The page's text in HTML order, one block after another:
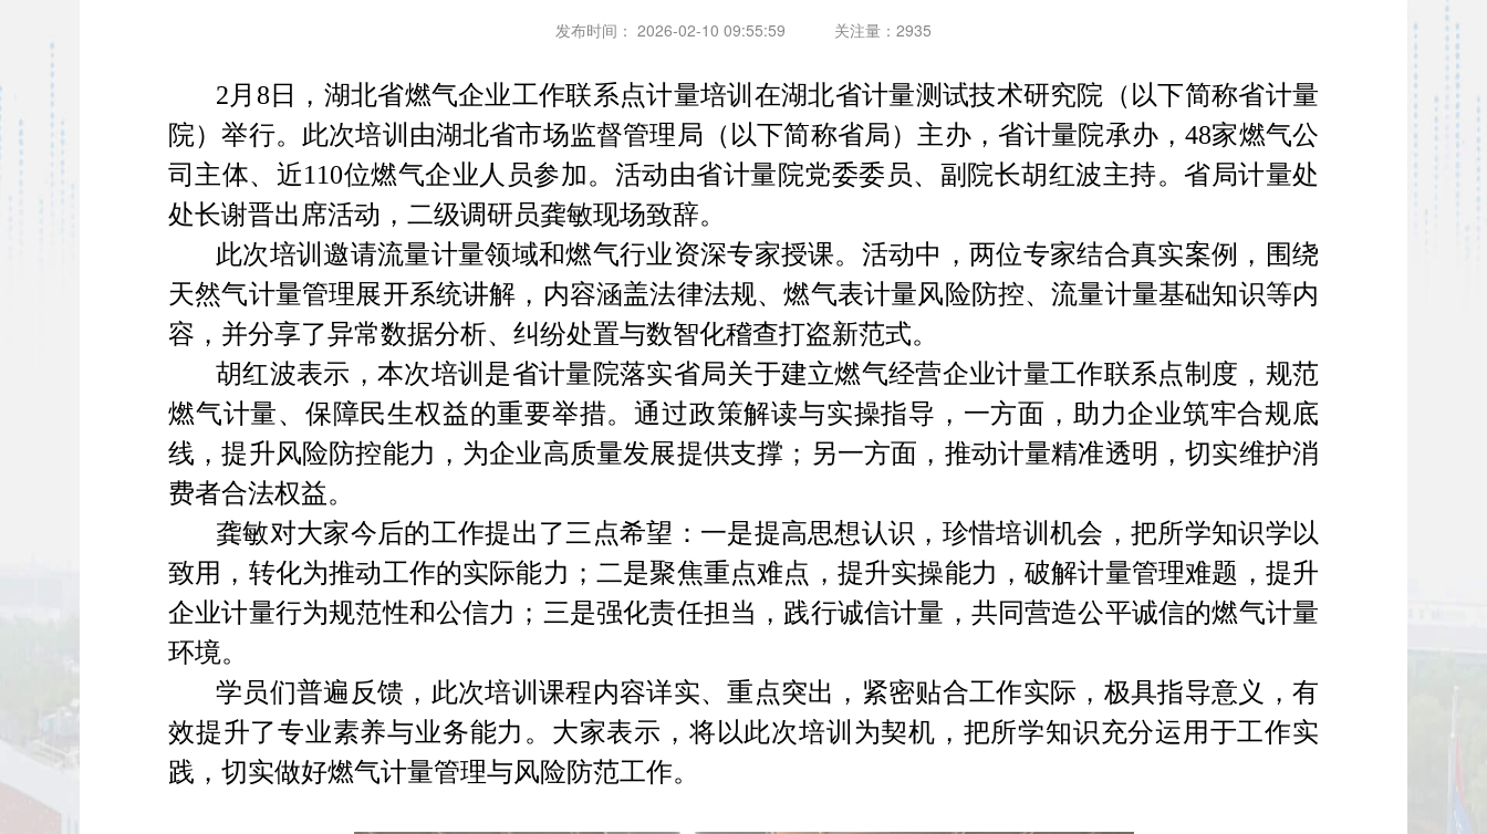
发布时间： 2026-02-10 09:55:59 关注量：2935
2月8日，湖北省燃气企业工作联系点计量培训在湖北省计量测试技术研究院（以下简称省计量
院）举行。此次培训由湖北省市场监督管理局（以下简称省局）主办，省计量院承办，48家燃气公
司主体、近110位燃气企业人员参加。活动由省计量院党委委员、副院长胡红波主持。省局计量处
处长谢晋出席活动，二级调研员龚敏现场致辞。
此次培训邀请流量计量领域和燃气行业资深专家授课。活动中，两位专家结合真实案例，围绕
天然气计量管理展开系统讲解，内容涵盖法律法规、燃气表计量风险防控、流量计量基础知识等内
容，并分享了异常数据分析、纠纷处置与数智化稽查打盗新范式。
胡红波表示，本次培训是省计量院落实省局关于建立燃气经营企业计量工作联系点制度，规范
燃气计量、保障民生权益的重要举措。通过政策解读与实操指导，一方面，助力企业筑牢合规底
线，提升风险防控能力，为企业高质量发展提供支撑；另一方面，推动计量精准透明，切实维护消
费者合法权益。
龚敏对大家今后的工作提出了三点希望：一是提高思想认识，珍惜培训机会，把所学知识学以
致用，转化为推动工作的实际能力；二是聚焦重点难点，提升实操能力，破解计量管理难题，提升
企业计量行为规范性和公信力；三是强化责任担当，践行诚信计量，共同营造公平诚信的燃气计量
环境。
学员们普遍反馈，此次培训课程内容详实、重点突出，紧密贴合工作实际，极具指导意义，有
效提升了专业素养与业务能力。大家表示，将以此次培训为契机，把所学知识充分运用于工作实
践，切实做好燃气计量管理与风险防范工作。